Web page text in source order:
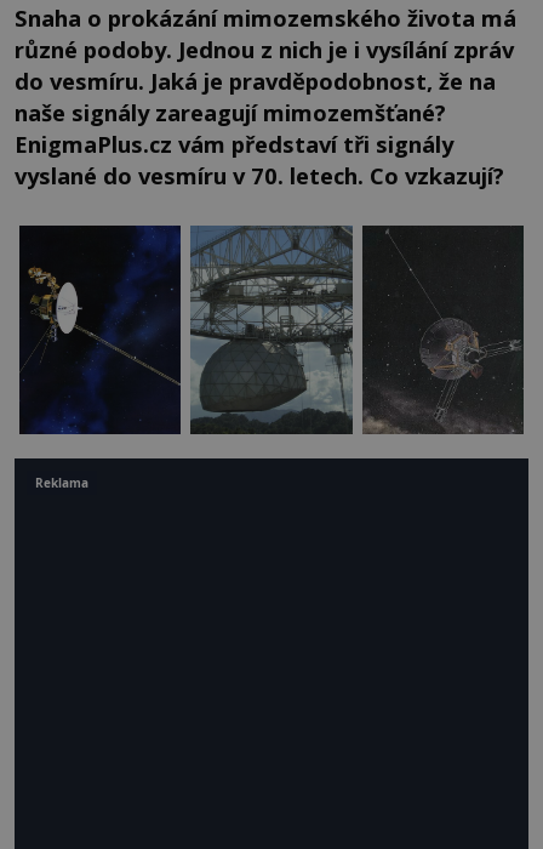
Snaha o prokázání mimozemského života má
různé podoby. Jednou z nich je i vysílání zpráv
do vesmíru. Jaká je pravděpodobnost, že na
naše signály zareagují mimozemšťané?
EnigmaPlus.cz vám představí tři signály
vyslané do vesmíru v 70. letech. Co vzkazují?
Reklama